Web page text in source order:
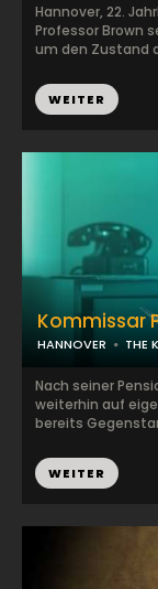
Hannover, 22.
Professor Brown
um den Zustand
WEITER
Kommissar
HANNOVER THE
Nach seiner
weiterhin auf
bereits
WEITER